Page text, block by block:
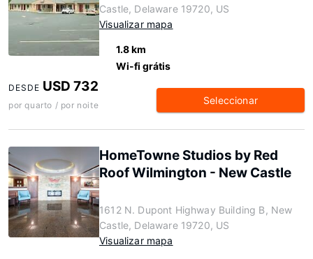
Castle, Delaware 19720, US
Visualizar mapa
1.8 km
Wi-fi grátis
DESDE USD 732
por quarto / por noite Seleccionar
HomeTowne Studios by Red
Roof Wilmington - New Castle
1612 N. Dupont Highway Building B, New
Castle, Delaware 19720, US
Visualizar mapa